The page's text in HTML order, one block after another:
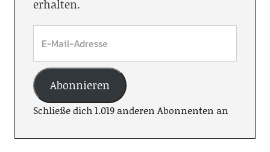
erhalten.
Abonnieren
Schließe dich 1.019 anderen Abonnenten an